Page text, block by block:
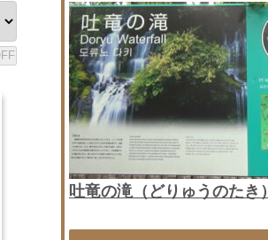
吐竜の滝（どりゅうのたき）